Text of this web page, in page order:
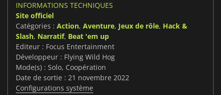
INFORMATIONS TECHNIQUES
Site officiel
Catégories : Action, Aventure, Jeux de rôle, Hack &
Slash, Narratif, Beat 'em up
Editeur : Focus Entertainment
Développeur : Flying Wild Hog
Mode(s) : Solo, Coopération
Date de sortie : 21 novembre 2022
Configurations système